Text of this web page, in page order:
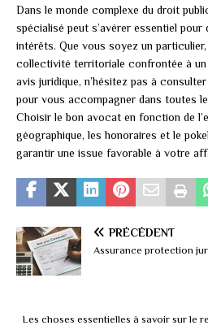
Dans le monde complexe du droit
spécialisé peut s’avérer essentiel
intérêts. Que vous soyez un
collectivité territoriale confrontée à un
avis juridique, n’hésitez pas à
pour vous accompagner dans toutes
Choisir le bon avocat en fonction de
géographique, les honoraires et le
garantir une issue favorable à votre
PRÉCÉDENT
Assurance protection
Les choses essentielles à savoir sur le